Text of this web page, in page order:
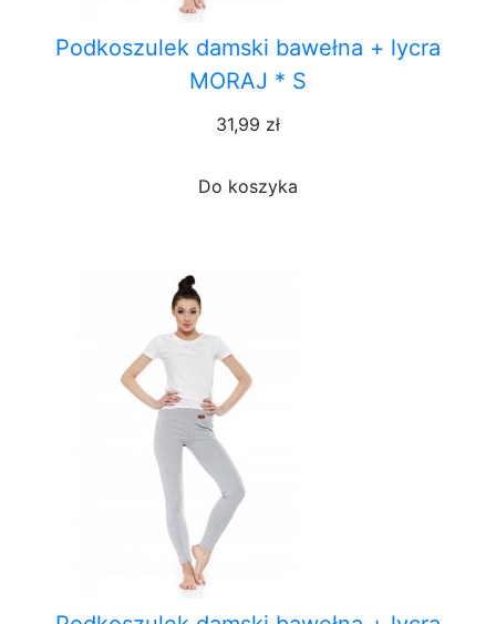
Podkoszulek damski bawełna + lycra
MORAJ * S
31,99 zł
Do koszyka